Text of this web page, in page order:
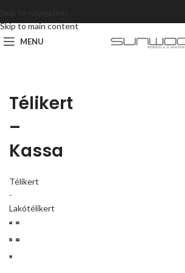
Skip to main content
MENU
Télikert
–
Kassa
Télikert
-
Lakótélikert